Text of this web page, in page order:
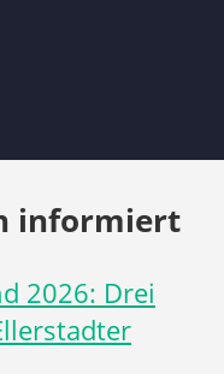
informiert
2026: Drei